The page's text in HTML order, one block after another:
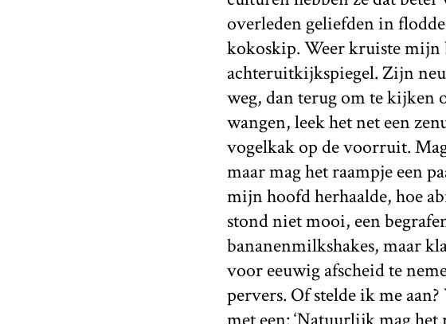
overleden geliefden in
kokoskip. Weer kruiste
achteruitkijkspiegel. Zijn
weg, dan terug om te kijken
wangen, leek het net een
vogelkak op de voorruit.
maar mag het raampje een
mijn hoofd herhaalde, hoe
stond niet mooi, een
bananenmilkshakes, maar
voor eeuwig afscheid te
pervers. Of stelde ik me